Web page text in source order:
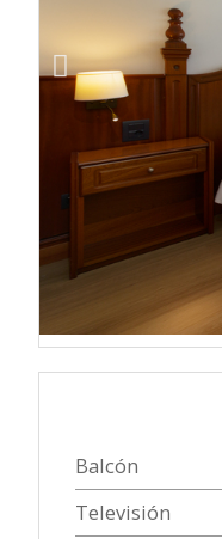
Balcón
Televisión